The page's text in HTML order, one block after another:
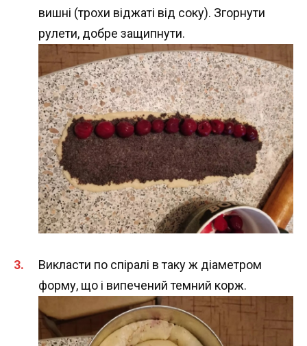
вишні (трохи віджаті від соку). Згорнути
рулети, добре защипнути.
Викласти по спіралі в таку ж діаметром
форму, що і випечений темний корж.